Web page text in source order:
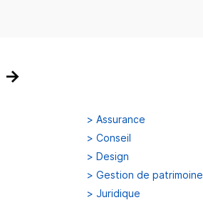
→
> Assurance
> Conseil
> Design
> Gestion de patrimoine
> Juridique